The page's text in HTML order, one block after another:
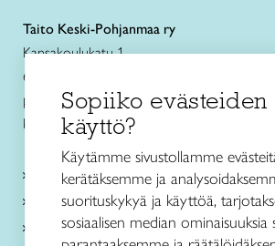
Taito Keski-Pohjanmaa ry
Kansakoulukatu 1
67100 Kokkola
puh. +358 44 3363500
kokkola@taitokeskipohjanmaa.fi
Kurssit ja leirit
Koulutus ja muu toiminta
Ajankohtaista
Sopiiko evästeiden
käyttö?
Käytämme sivustollamme
kerätäksemme ja
suorituskykyä ja käyttöä,
sosiaalisen median ominaisuuksia